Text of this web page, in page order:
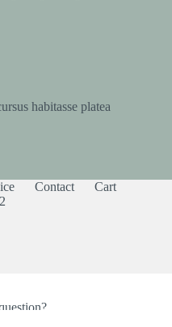
habitasse platea
Contact
Cart